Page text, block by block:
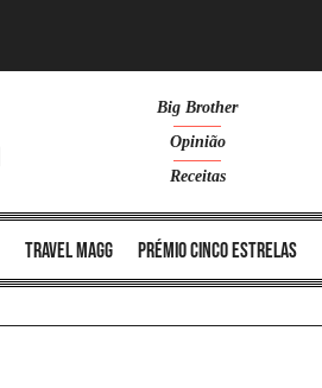
Big Brother
Opinião
Receitas
Travel MAGG Prémio Cinco Estrelas